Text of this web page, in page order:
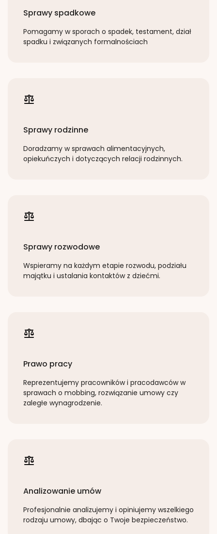
Sprawy spadkowe
Pomagamy w sporach o spadek, testament, dział
spadku i związanych formalnościach
Sprawy rodzinne
Doradzamy w sprawach alimentacyjnych,
opiekuńczych i dotyczących relacji rodzinnych.
Sprawy rozwodowe
Wspieramy na każdym etapie rozwodu, podziału
majątku i ustalania kontaktów z dziećmi.
Prawo pracy
Reprezentujemy pracowników i pracodawców w
sprawach o mobbing, rozwiązanie umowy czy
zaległe wynagrodzenie.
Analizowanie umów
Profesjonalnie analizujemy i opiniujemy wszelkiego
rodzaju umowy, dbając o Twoje bezpieczeństwo.